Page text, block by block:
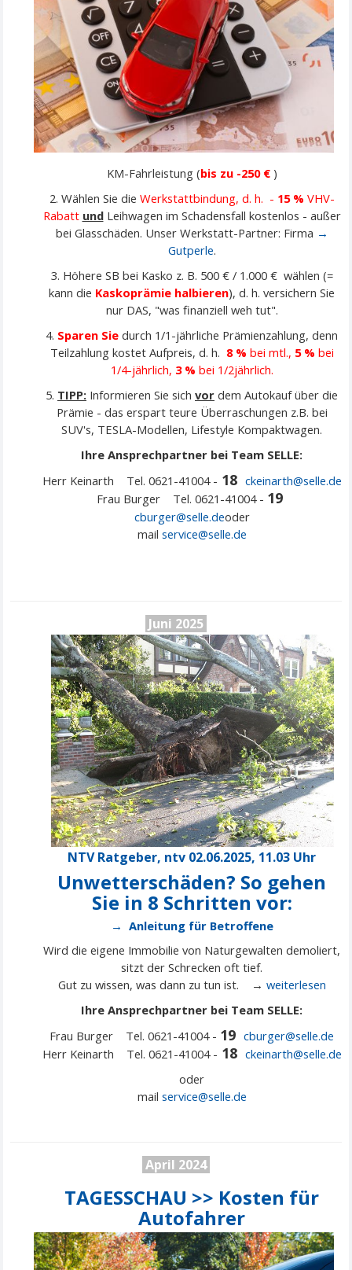
KM-Fahrleistung (bis zu -250 €)
2. Wählen Sie die Werkstattbindung, d. h. - 15 % VHV-
Rabatt undLeihwagen im Schadensfall kostenlos - außer
bei Glasschäden. Unser Werkstatt-Partner: Firma →
Gutperle.
3. Höhere SB bei Kasko z. B. 500 € / 1.000 € wählen (=
kann die Kaskoprämie halbieren), d. h. versichern Sie
nur DAS, "was finanziell weh tut".
4. Sparen Sie durch 1/1-jährliche Prämienzahlung, denn
Teilzahlung kostet Aufpreis, d. h. 8 % bei mtl., 5 % bei
1/4-jährlich, 3 % bei 1/2jährlich.
5. TIPP: Informieren Sie sich vor dem Autokauf über die
Prämie - das erspart teure Überraschungen z.B. bei
SUV's, TESLA-Modellen, Lifestyle Kompaktwagen.
Ihre Ansprechpartner bei Team SELLE:
Herr Keinarth Tel. 0621-41004 - 18 ckeinarth@selle.de
Frau Burger Tel. 0621-41004 - 19
cburger@selle.deoder
mail service@selle.de
Juni 2025
NTV Ratgeber, ntv 02.06.2025, 11.03 Uhr
Unwetterschäden? So gehen
Sie in 8 Schritten vor:
→ Anleitung für Betroffene
Wird die eigene Immobilie von Naturgewalten demoliert,
sitzt der Schrecken oft tief.
Gut zu wissen, was dann zu tun ist. → weiterlesen
Ihre Ansprechpartner bei Team SELLE:
Frau Burger Tel. 0621-41004 - 19 cburger@selle.de
Herr Keinarth Tel. 0621-41004 - 18 ckeinarth@selle.de
oder
mail service@selle.de
April 2024
TAGESSCHAU >> Kosten für
Autofahrer